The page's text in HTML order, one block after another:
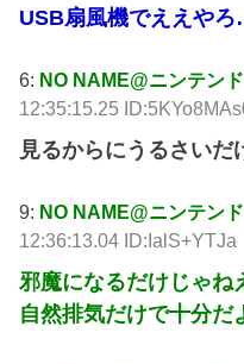
USB扇風機でええや
6: NO NAME@ニンテン
12:35:15.25
見るからにうるさい
9: NO NAME@ニンテン
12:36:13.04 ID:IalS+YTJa
邪魔になるだけじゃね
自然排気だけで十分だ